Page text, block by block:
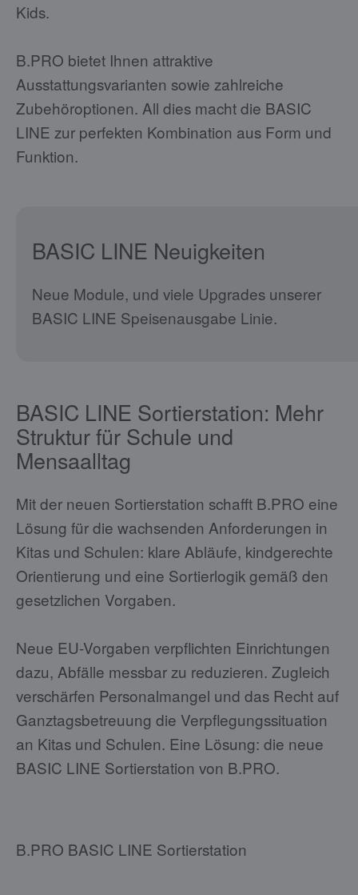
Kids.
B.PRO bietet Ihnen attraktive
Ausstattungsvarianten sowie zahlreiche
Zubehöroptionen. All dies macht die BASIC
LINE zur perfekten Kombination aus Form und
Funktion.
BASIC LINE Neuigkeiten
Neue Module, und viele Upgrades unserer
BASIC LINE Speisenausgabe Linie.
BASIC LINE Sortierstation: Mehr
Struktur für Schule und
Mensaalltag
Mit der neuen Sortierstation schafft B.PRO eine
Lösung für die wachsenden Anforderungen in
Kitas und Schulen: klare Abläufe, kindgerechte
Orientierung und eine Sortierlogik gemäß den
gesetzlichen Vorgaben.
Neue EU-Vorgaben verpflichten Einrichtungen
dazu, Abfälle messbar zu reduzieren. Zugleich
verschärfen Personalmangel und das Recht auf
Ganztagsbetreuung die Verpflegungssituation
an Kitas und Schulen. Eine Lösung: die neue
BASIC LINE Sortierstation von B.PRO.
B.PRO BASIC LINE Sortierstation